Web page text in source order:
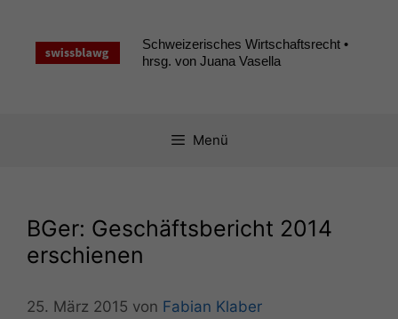
springen
Schweizerisches Wirtschaftsrecht •
hrsg. von Juana Vasella
Menü
BGer: Geschäftsbericht 2014
erschienen
25. März 2015 von Fabian Klaber